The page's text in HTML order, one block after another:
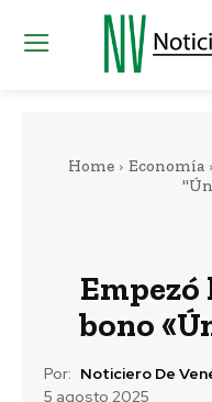
Home Economía
Empezó
bono
Por: Noticiero De
5 agosto 2025